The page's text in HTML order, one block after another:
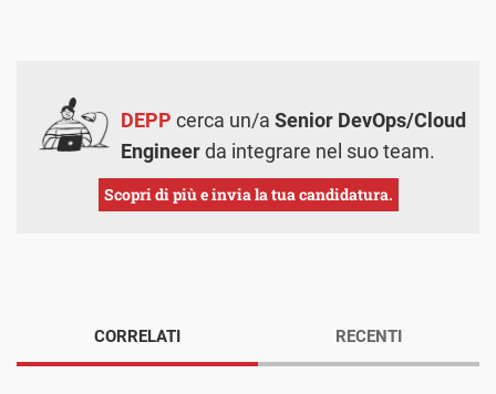
DEPP cerca un/a Senior DevOps/Cloud
Engineerda integrare nel suo team.
Scopri di più e invia la tua candidatura.
CORRELATI RECENTI